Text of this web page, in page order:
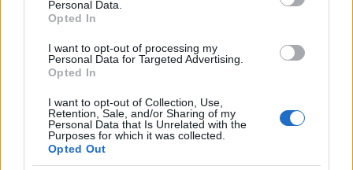
Personal Data.
Opted In
I want to opt-out of processing my
Personal Data for Targeted Advertising.
Opted In
I want to opt-out of Collection, Use,
Retention, Sale, and/or Sharing of my
Personal Data that Is Unrelated with the
Purposes for which it was collected.
Opted Out
05.02.2019byΙωαννα Κουρου
H νέα Gucci campaign είναι αφιερωμένη
στην χρυσή εποχή του Hollywood!
01.02.2019byΣοφια Σουζα
Fashion
Οι “ακατάλληλες” φωτογραφίες του οίκου
Bottega Veneta αποθεώνουν τη